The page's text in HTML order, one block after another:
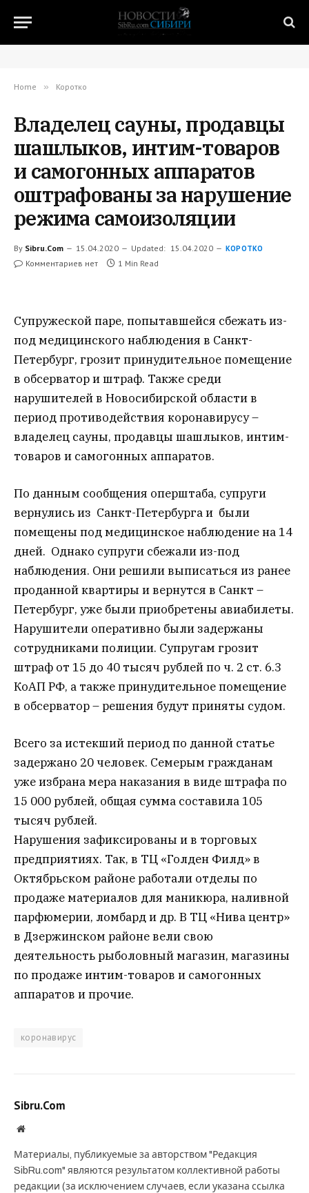
Home » Коротко
Владелец сауны, продавцы
шашлыков, интим-товаров
и самогонных аппаратов
оштрафованы за нарушение
режима самоизоляции
By Sibru.Com 15.04.2020 Updated: 15.04.2020 КОРОТКО
Комментариев нет 1 Min Read
Супружеской паре, попытавшейся сбежать из-
под медицинского наблюдения в Санкт-
Петербург, грозит принудительное помещение
в обсерватор и штраф. Также среди
нарушителей в Новосибирской области в
период противодействия коронавирусу –
владелец сауны, продавцы шашлыков, интим-
товаров и самогонных аппаратов.
По данным сообщения оперштаба, супруги
вернулись из Санкт-Петербурга и были
помещены под медицинское наблюдение на 14
дней. Однако супруги сбежали из-под
наблюдения. Они решили выписаться из ранее
проданной квартиры и вернутся в Санкт –
Петербург, уже были приобретены авиабилеты.
Нарушители оперативно были задержаны
сотрудниками полиции. Супругам грозит
штраф от 15 до 40 тысяч рублей по ч. 2 ст. 6.3
КоАП РФ, а также принудительное помещение
в обсерватор – решения будут приняты судом.
Всего за истекший период по данной статье
задержано 20 человек. Семерым гражданам
уже избрана мера наказания в виде штрафа по
15 000 рублей, общая сумма составила 105
тысяч рублей.
Нарушения зафиксированы и в торговых
предприятиях. Так, в ТЦ «Голден Филд» в
Октябрьском районе работали отделы по
продаже материалов для маникюра, наливной
парфюмерии, ломбард и др. В ТЦ «Нива центр»
в Дзержинском районе вели свою
деятельность рыболовный магазин, магазины
по продаже интим-товаров и самогонных
аппаратов и прочие.
коронавирус
Sibru.Com
Website
Материалы, публикуемые за авторством "Редакция
SibRu.com" являются результатом коллективной работы
редакции (за исключением случаев, если указана ссылка